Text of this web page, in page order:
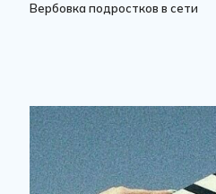
Вербовка подростков в сети